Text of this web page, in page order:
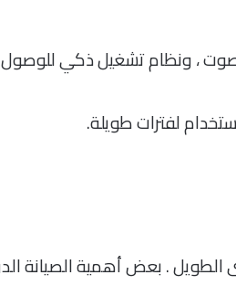
، ونظام تشغيل ذكي للوصول
لفترات طويلة.
. بعض أهمية الصيانة